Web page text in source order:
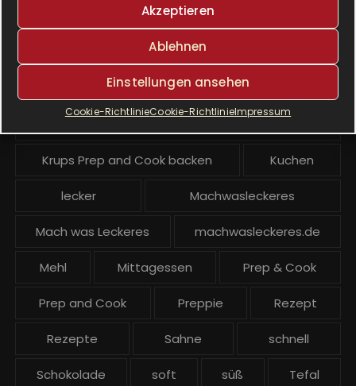
Akzeptieren
Ablehnen
Einstellungen ansehen
Cookie-RichtlinieCookie-RichtlinieImpressum
Krups Master Perfect Gourmet
Krups Prep & Cook
Krups Prep & Cook Rezepte
Krups Prep and Cook backen Kuchen
lecker Machwasleckeres
Mach was Leckeres machwasleckeres.de
Mehl Mittagessen Prep & Cook
Prep and Cook Preppie Rezept
Rezepte Sahne schnell
Schokolade soft süß Tefal